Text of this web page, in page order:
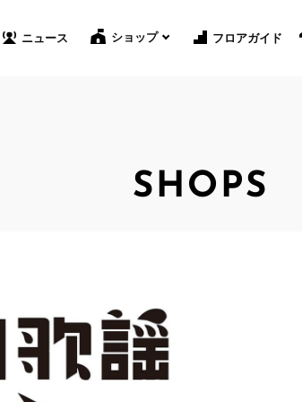
ニュース ショップ フロアガイド
SHOPS